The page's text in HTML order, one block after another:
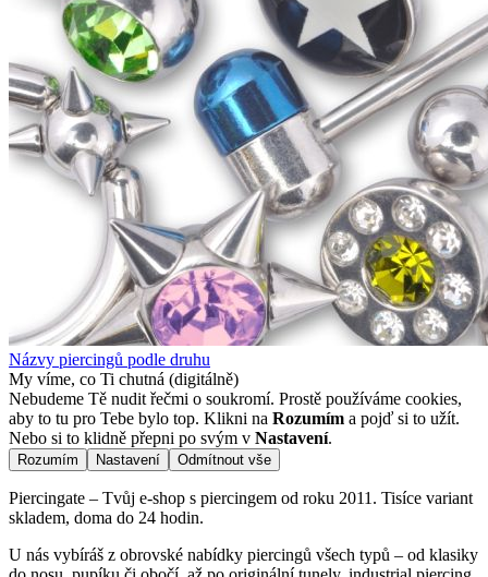
Názvy piercingů podle druhu
My víme, co Ti chutná (digitálně)
Nebudeme Tě nudit řečmi o soukromí. Prostě používáme cookies,
aby to tu pro Tebe bylo top. Klikni na Rozumím a pojď si to užít.
Nebo si to klidně přepni po svým v Nastavení.
Rozumím Nastavení Odmítnout vše
Piercingate – Tvůj e-shop s piercingem od roku 2011. Tisíce variant
skladem, doma do 24 hodin.
U nás vybíráš z obrovské nabídky piercingů všech typů – od klasiky